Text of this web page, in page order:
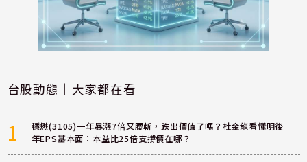
台股動態｜大家都在看
1
穩懋(3105)一年暴漲7倍又腰斬，跌出價值了嗎？杜金龍看懂明後
年EPS基本面：本益比25倍支撐價在哪？